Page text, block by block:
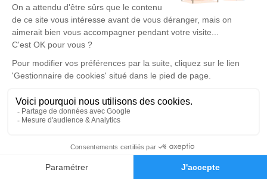
Organiser des Obsèques
Monuments funéraires
Services aux familles
Avis de décès
Demande de rendez-vous
Nos réseaux sociaux
Politique de traitement des données personnelles
Politique d’utilisation des cookies
Zone d'intervention
Réalisation et référencement par